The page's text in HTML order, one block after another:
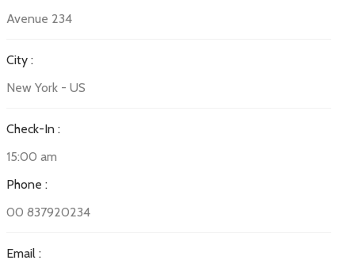
Avenue 234
City :
New York - US
Check-In :
15:00 am
Phone :
00 837920234
Email :